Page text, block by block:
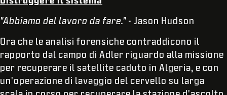
"Abbiamo del lavoro da fare." - Jason Hudson
Ora che le analisi forensiche contraddicono il
rapporto dal campo di Adler riguardo alla missione
per recuperare il satellite caduto in Algeria, e con
un'operazione di lavaggio del cervello su larga